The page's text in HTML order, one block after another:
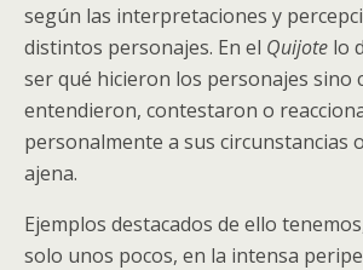
según las interpretaciones y
distintos personajes. En el Quijote lo
ser qué hicieron los personajes sino
entendieron, contestaron o
personalmente a sus circunstancias
ajena.
Ejemplos destacados de ello
solo unos pocos, en la intensa